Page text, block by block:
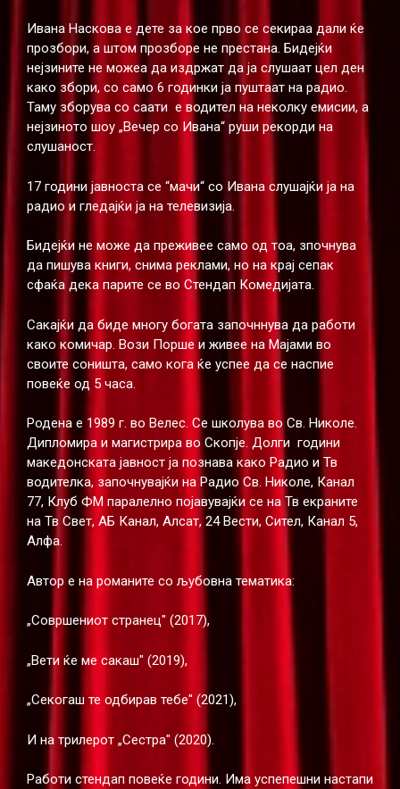
Ивана Наскова е дете за кое прво се секираа дали ќе
прозбори, а штом прозборе не престана. Бидејќи
нејзините не можеа да издржат да ја слушаат цел ден
како збори, со само 6 годинки ја пуштаат на радио.
Таму зборува со саати е водител на неколку емисии, а
нејзиното шоу „Вечер со Ивана“ руши рекорди на
слушаност.
17 години јавноста се “мачи“ со Ивана слушајќи ја на
радио и гледајќи ја на телевизија.
Бидејќи не може да преживее само од тоа, зпочнува
да пишува книги, снима реклами, но на крај сепак
сфаќа дека парите се во Стендап Комедијата.
Сакајќи да биде многу богата започннува да работи
како комичар. Вози Порше и живее на Мајами во
своите соништа, само кога ќе успее да се наспие
повеќе од 5 часа.
Родена е 1989 г. во Велес. Се школува во Св. Николе.
Дипломира и магистрира во Скопје. Долги години
македонската јавност ја познава како Радио и Тв
водителка, започнувајќи на Радио Св. Николе, Канал
77, Клуб ФМ паралелно појавувајќи се на Тв екраните
на Тв Свет, АБ Канал, Алсат, 24 Вести, Сител, Канал 5,
Алфа.
Автор е на романите со љубовна тематика:
„Совршениот странец" (2017),
„Вети ќе ме сакаш" (2019),
„Секогаш те одбирав тебе" (2021),
И на трилерот „Сестра" (2020).
Работи стендап повеќе години. Има успепешни настапи